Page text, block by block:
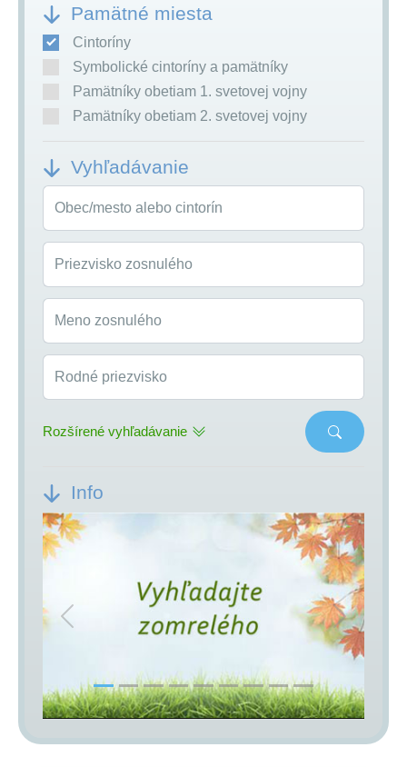
Pamätné miesta
Cintoríny
Symbolické cintoríny a pamätníky
Pamätníky obetiam 1. svetovej vojny
Pamätníky obetiam 2. svetovej vojny
Vyhľadávanie
Obec/mesto alebo cintorín
Priezvisko zosnulého
Meno zosnulého
Rodné priezvisko
Rozšírené vyhľadávanie
Info
Previous Next